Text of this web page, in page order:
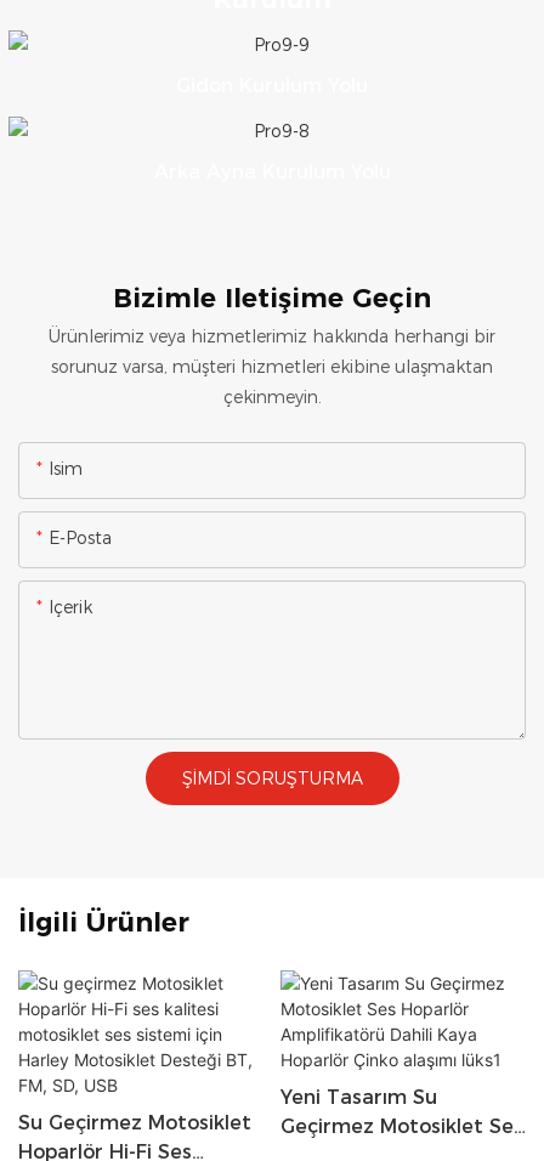
Bizimle Iletişime Geçin
Ürünlerimiz veya hizmetlerimiz hakkında herhangi bir
sorunuz varsa, müşteri hizmetleri ekibine ulaşmaktan
çekinmeyin.
Isim
E-Posta
Içerik
ŞIMDI SORUŞTURMA
İlgili Ürünler
Su Geçirmez Motosiklet
Hoparlör Hi-Fi Ses
Yeni Tasarım Su
Geçirmez Motosiklet Ses